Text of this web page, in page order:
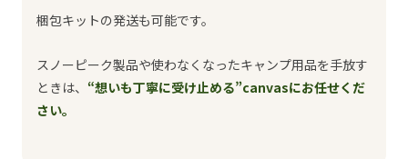
梱包キットの発送も可能です。
スノーピーク製品や使わなくなったキャンプ用品を手放す
ときは、 “想いも丁寧に受け止める”canvasにお任せくだ
さい。